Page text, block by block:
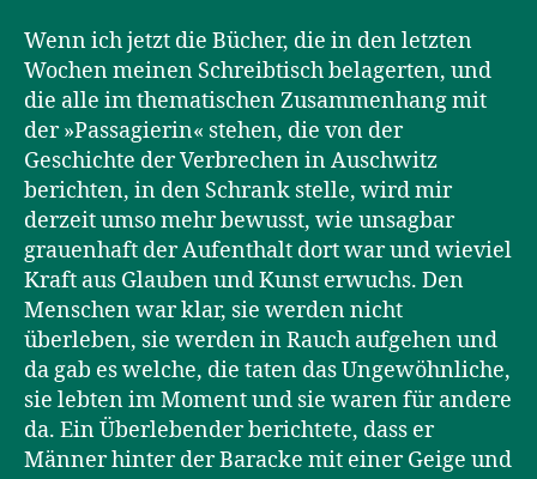
Wenn ich jetzt die Bücher, die in den letzten
Wochen meinen Schreibtisch belagerten, und
die alle im thematischen Zusammenhang mit
der »Passagierin« stehen, die von der
Geschichte der Verbrechen in Auschwitz
berichten, in den Schrank stelle, wird mir
derzeit umso mehr bewusst, wie unsagbar
grauenhaft der Aufenthalt dort war und wieviel
Kraft aus Glauben und Kunst erwuchs. Den
Menschen war klar, sie werden nicht
überleben, sie werden in Rauch aufgehen und
da gab es welche, die taten das Ungewöhnliche,
sie lebten im Moment und sie waren für andere
da. Ein Überlebender berichtete, dass er
Männer hinter der Baracke mit einer Geige und